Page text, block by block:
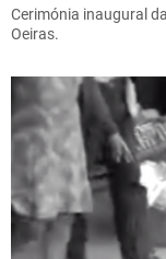
Cerimónia inaugural
Oeiras.